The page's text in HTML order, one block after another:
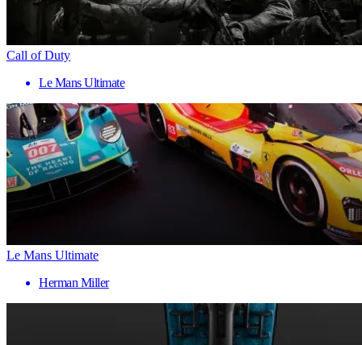
Call of Duty
Le Mans Ultimate
Le Mans Ultimate
Herman Miller